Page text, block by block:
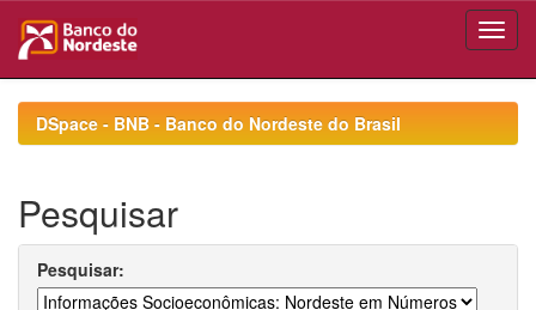
navigationDSpace - BNB - Banco do Nordeste do Brasil
Pesquisar
Pesquisar: